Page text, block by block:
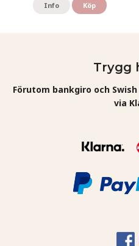
Info Köp
Trygg
Förutom bankgiro och
via